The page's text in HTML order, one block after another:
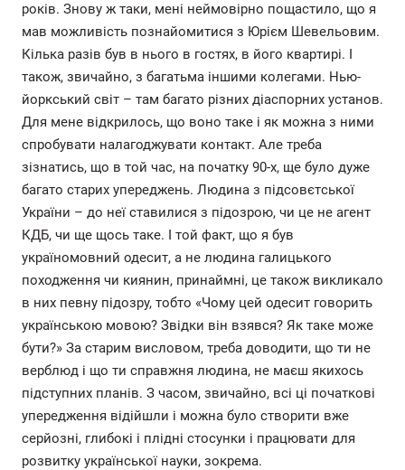
років. Знову ж таки, мені неймовірно пощастило, що я
мав можливість познайомитися з Юрієм Шевельовим.
Кілька разів був в нього в гостях, в його квартирі. І
також, звичайно, з багатьма іншими колегами. Нью-
йоркський світ – там багато різних діаспорних установ.
Для мене відкрилось, що воно таке і як можна з ними
спробувати налагоджувати контакт. Але треба
зізнатись, що в той час, на початку 90-х, ще було дуже
багато старих упереджень. Людина з підсовєтської
України – до неї ставилися з підозрою, чи це не агент
КДБ, чи ще щось таке. І той факт, що я був
україномовний одесит, а не людина галицького
походження чи киянин, принаймні, це також викликало
в них певну підозру, тобто «Чому цей одесит говорить
українською мовою? Звідки він взявся? Як таке може
бути?» За старим висловом, треба доводити, що ти не
верблюд і що ти справжня людина, не маєш якихось
підступних планів. З часом, звичайно, всі ці початкові
упередження відійшли і можна було створити вже
серйозні, глибокі і плідні стосунки і працювати для
розвитку української науки, зокрема.